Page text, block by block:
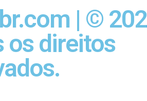
| ©
os direitos